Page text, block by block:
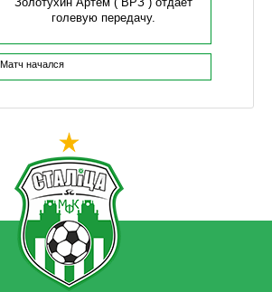
голевую передачу.
Матч начался